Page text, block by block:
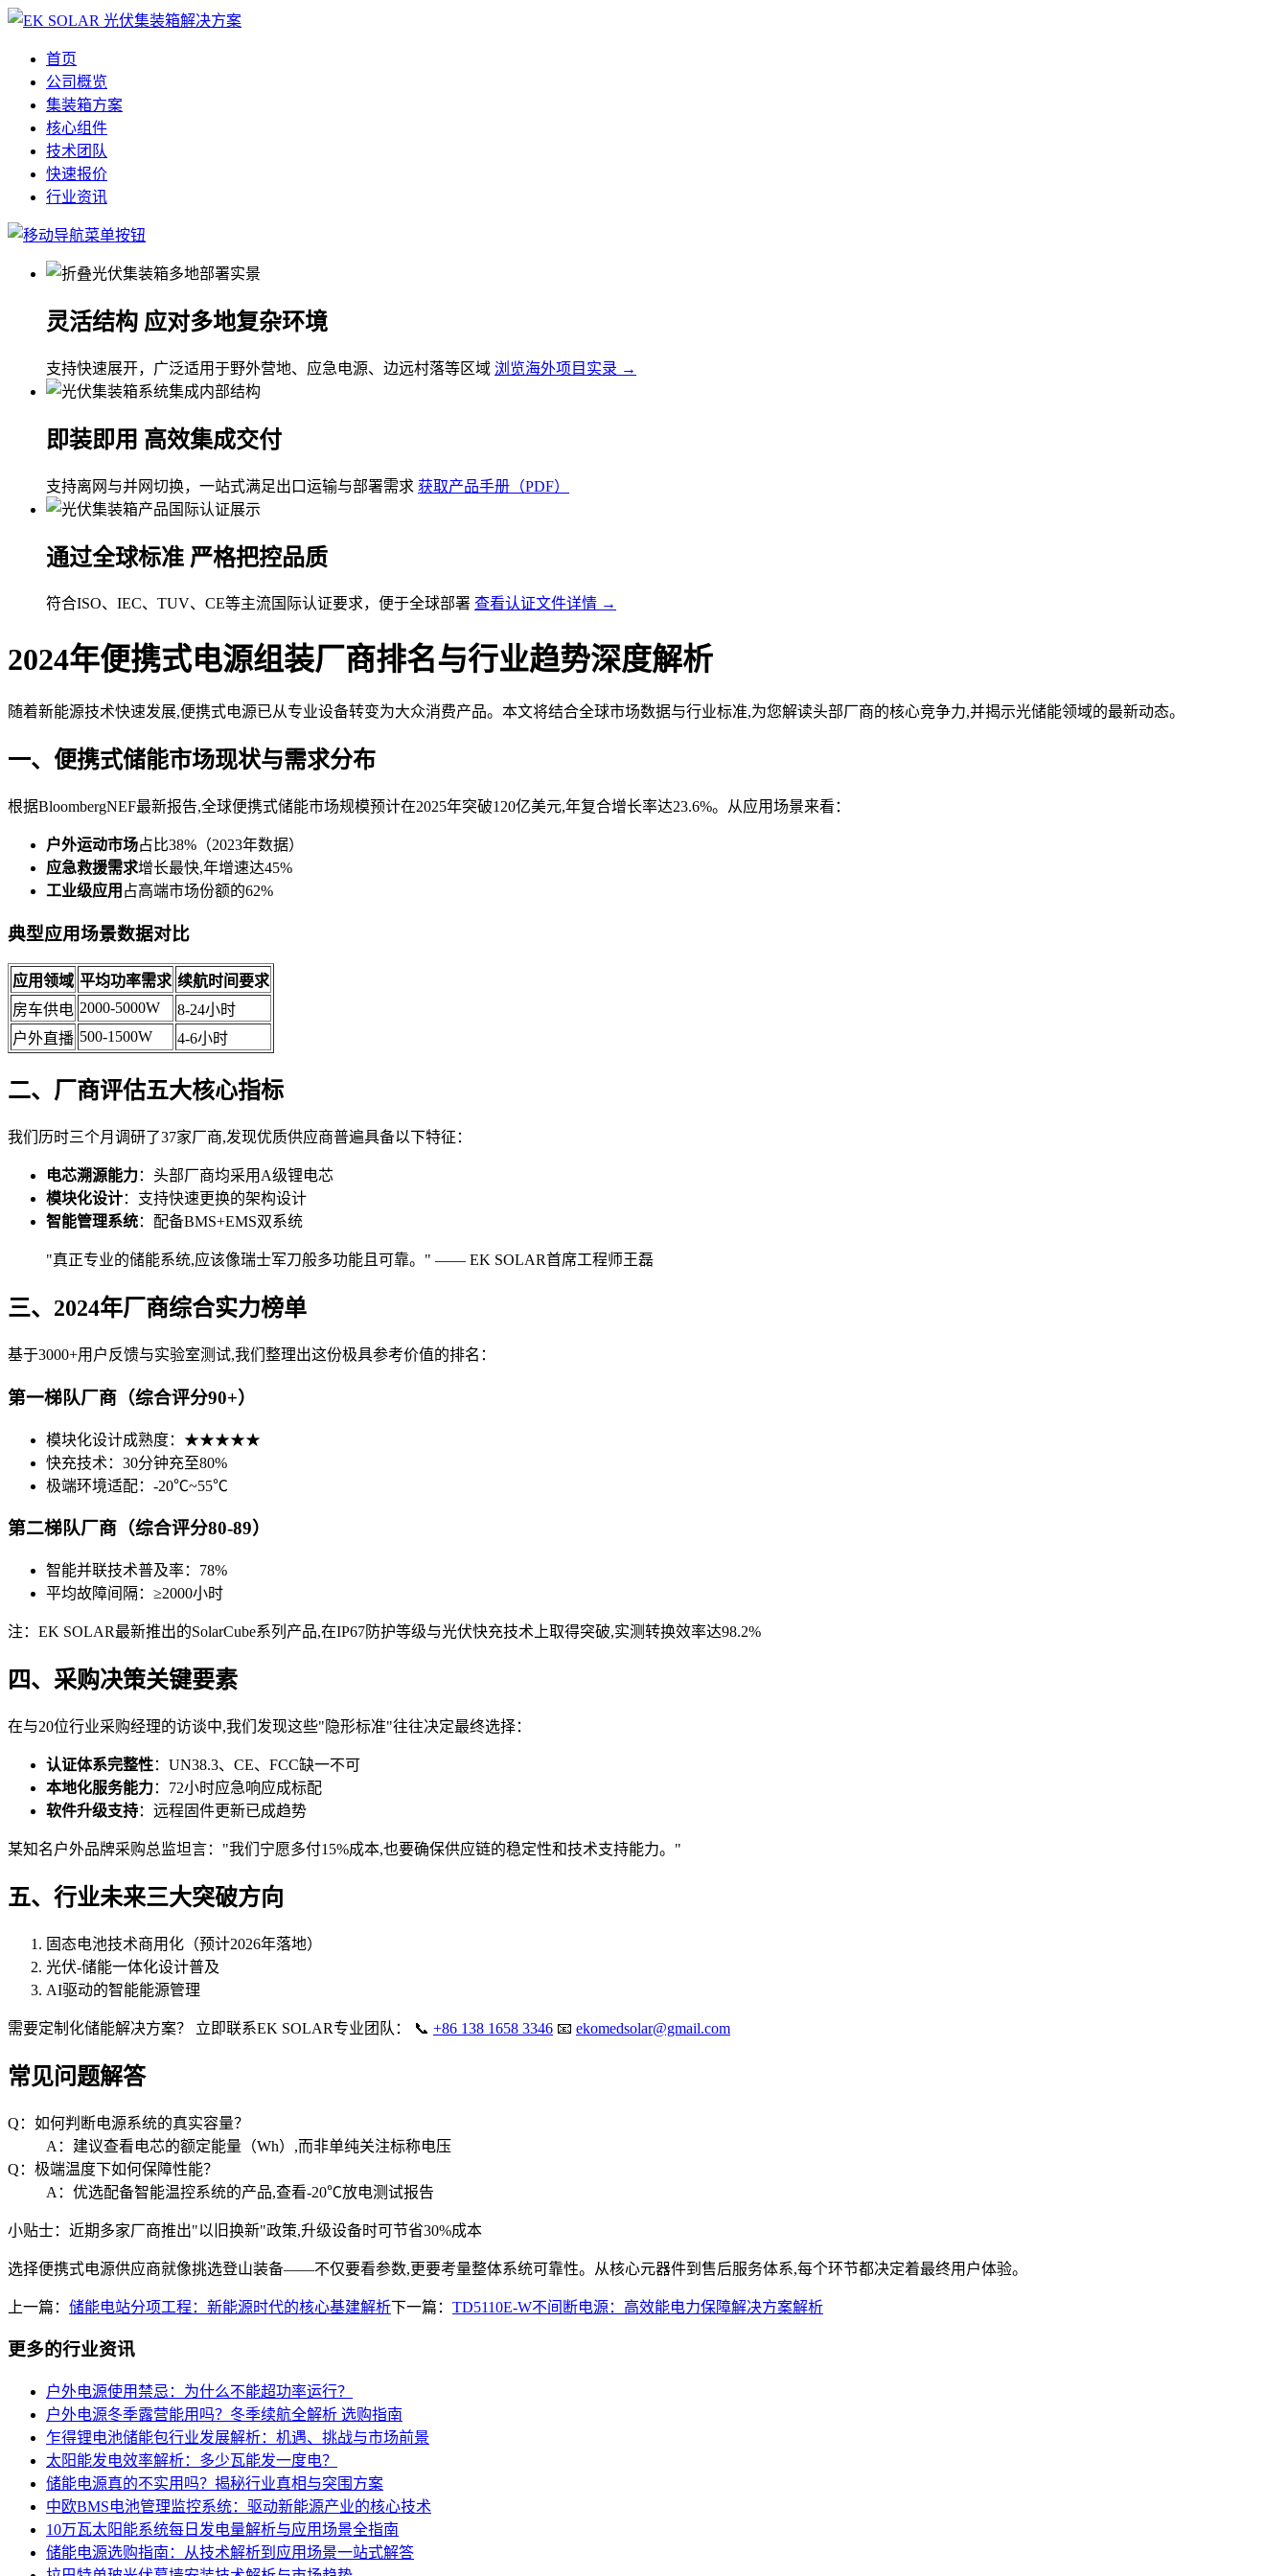
首页
公司概览
集装箱方案
核心组件
技术团队
快速报价
行业资讯
灵活结构 应对多地复杂环境
支持快速展开，广泛适用于野外营地、应急电源、边远村落等区域 浏览海外项目实录 →
即装即用 高效集成交付
支持离网与并网切换，一站式满足出口运输与部署需求 获取产品手册（PDF）
通过全球标准 严格把控品质
符合ISO、IEC、TUV、CE等主流国际认证要求，便于全球部署 查看认证文件详情 →
2024年便携式电源组装厂商排名与行业趋势深度解析
随着新能源技术快速发展,便携式电源已从专业设备转变为大众消费产品。本文将结合全球市场数据与行业标准,为您解读头部厂商的核心竞争力,并揭示光储能领域的最新动态。
一、便携式储能市场现状与需求分布
根据BloombergNEF最新报告,全球便携式储能市场规模预计在2025年突破120亿美元,年复合增长率达23.6%。从应用场景来看：
户外运动市场占比38%（2023年数据）
应急救援需求增长最快,年增速达45%
工业级应用 占高端市场份额的62%
典型应用场景数据对比
应用领域 平均功率需求 续航时间要求
房车供电 2000-5000W
8-24小时
户外直播 500-1500W 4-6小时
二、厂商评估五大核心指标
我们历时三个月调研了37家厂商,发现优质供应商普遍具备以下特征：
电芯溯源能力：头部厂商均采用A级锂电芯
模块化设计：支持快速更换的架构设计
智能管理系统：配备BMS+EMS双系统
"真正专业的储能系统,应该像瑞士军刀般多功能且可靠。" —— EK SOLAR首席工程师王磊
三、2024年厂商综合实力榜单
基于3000+用户反馈与实验室测试,我们整理出这份极具参考价值的排名：
第一梯队厂商（综合评分90+）
模块化设计成熟度：★★★★★
快充技术：30分钟充至80%
极端环境适配：-20℃~55℃
第二梯队厂商（综合评分80-89）
智能并联技术普及率：78%
平均故障间隔：≥2000小时
注：EK SOLAR最新推出的SolarCube系列产品,在IP67防护等级与光伏快充技术上取得突破,实测转换效率达98.2%
四、采购决策关键要素
在与20位行业采购经理的访谈中,我们发现这些"隐形标准"往往决定最终选择：
认证体系完整性：UN38.3、CE、FCC缺一不可
本地化服务能力：72小时应急响应成标配
软件升级支持：远程固件更新已成趋势
某知名户外品牌采购总监坦言："我们宁愿多付15%成本,也要确保供应链的稳定性和技术支持能力。"
五、行业未来三大突破方向
固态电池技术商用化（预计2026年落地）
光伏-储能一体化设计普及
AI驱动的智能能源管理
需要定制化储能解决方案？ 立即联系EK SOLAR专业团队： 📞 +86 138 1658 3346 📧 ekomedsolar@gmail.com
常见问题解答
Q：如何判断电源系统的真实容量？
A：建议查看电芯的额定能量（Wh）,而非单纯关注标称电压
Q：极端温度下如何保障性能？
A：优选配备智能温控系统的产品,查看-20℃放电测试报告
小贴士：近期多家厂商推出"以旧换新"政策,升级设备时可节省30%成本
选择便携式电源供应商就像挑选登山装备——不仅要看参数,更要考量整体系统可靠性。从核心元器件到售后服务体系,每个环节都决定着最终用户体验。
上一篇： 储能电站分项工程：新能源时代的核心基建解析下一篇： TD5110E-W不间断电源：高效能电力保障解决方案解析
更多的行业资讯
户外电源使用禁忌：为什么不能超功率运行？
户外电源冬季露营能用吗？冬季续航全解析 选购指南
乍得锂电池储能包行业发展解析：机遇、挑战与市场前景
太阳能发电效率解析：多少瓦能发一度电？
储能电源真的不实用吗？揭秘行业真相与突围方案
中欧BMS电池管理监控系统：驱动新能源产业的核心技术
10万瓦太阳能系统每日发电量解析与应用场景全指南
储能电源选购指南：从技术解析到应用场景一站式解答